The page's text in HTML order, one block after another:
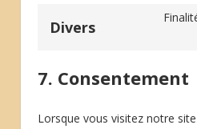
Divers
7. Consentement
Lorsque vous visitez notre